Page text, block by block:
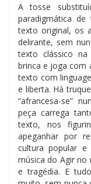
A tosse
paradigmática
texto original, os
delirante, sem
texto clássico
brinca e joga com
texto com
e liberta. Há
“afrancesa-se”
peça carrega
texto, nos
apeganhar por
cultura popular e
música do Agir
e tragédia. E